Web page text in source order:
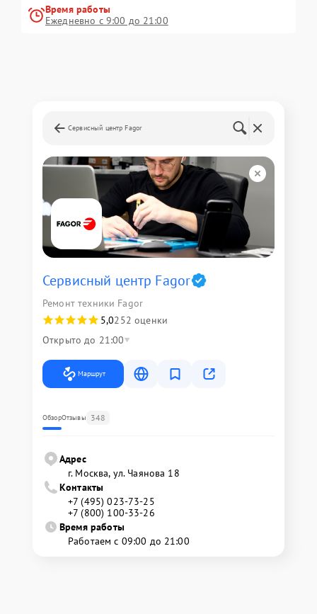
Время работы
Ежедневно с 9:00 до 21:00
Сервисный центр Fagor
Сервисный центр Fagor
Ремонт техники Fagor
5,0252 оценки
Открыто до 21:00
Маршрут
ОбзорОтзывы 348
Адрес
г. Москва, ул. Чаянова 18
Контакты
+7 (495) 023-73-25
+7 (800) 100-33-26
Время работы
Работаем с 09:00 до 21:00